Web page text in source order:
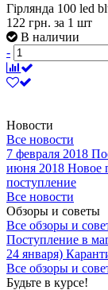
Гірлянда 100 led
122 грн. за 1 шт
В наличии
-
Новости
Все новости
7 февраля 2018
июня 2018 Новое
поступление
Все новости
Обзоры и советы
Все обзоры и
Поступление в
24 января)
Все обзоры и
Будьте в курсе!